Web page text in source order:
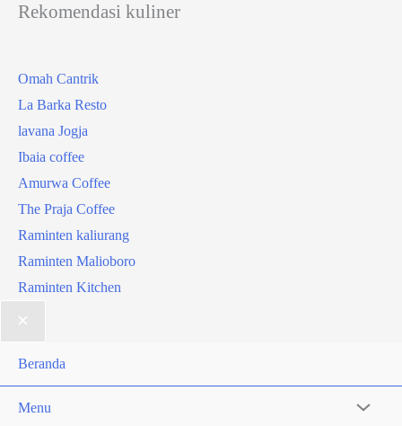
Rekomendasi kuliner
Omah Cantrik
La Barka Resto
lavana Jogja
Ibaia coffee
Amurwa Coffee
The Praja Coffee
Raminten kaliurang
Raminten Malioboro
Raminten Kitchen
Beranda
Menu